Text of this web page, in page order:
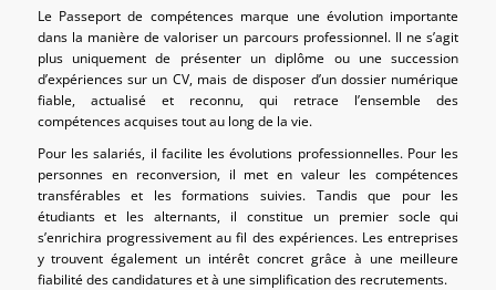
Le Passeport de compétences marque une évolution importante
dans la manière de valoriser un parcours professionnel. Il ne s’agit
plus uniquement de présenter un diplôme ou une succession
d’expériences sur un CV, mais de disposer d’un dossier numérique
fiable, actualisé et reconnu, qui retrace l’ensemble des
compétences acquises tout au long de la vie.
Pour les salariés, il facilite les évolutions professionnelles. Pour les
personnes en reconversion, il met en valeur les compétences
transférables et les formations suivies. Tandis que pour les
étudiants et les alternants, il constitue un premier socle qui
s’enrichira progressivement au fil des expériences. Les entreprises
y trouvent également un intérêt concret grâce à une meilleure
fiabilité des candidatures et à une simplification des recrutements.